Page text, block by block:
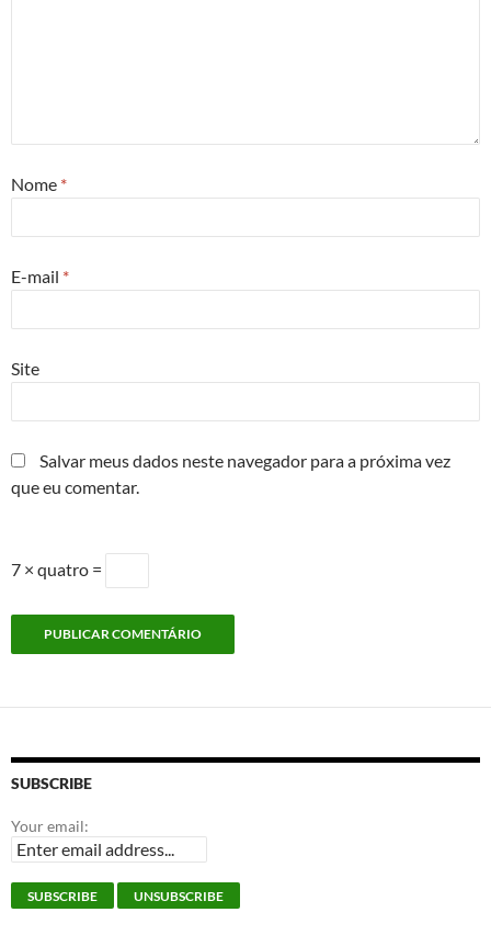
Nome *
E-mail *
Site
Salvar meus dados neste navegador para a próxima vez
que eu comentar.
7 × quatro =
SUBSCRIBE
Your email: